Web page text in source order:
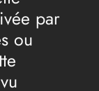
par
ou